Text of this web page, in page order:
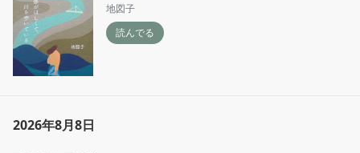
地図子
読んでる
2026年8月8日